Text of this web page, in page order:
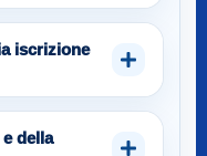
iscrizione
della